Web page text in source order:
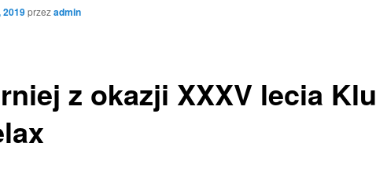
z okazji XXXV lecia
2019przezadmin